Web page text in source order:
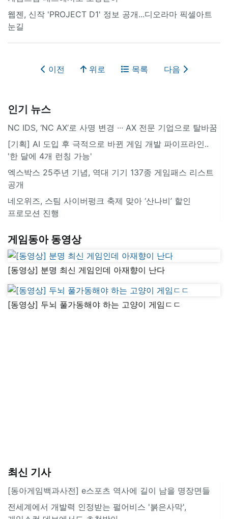
웹젠, 신작 'PROJECT D1' 정보 공개...디오라마 픽셀아트
눈길
이전 위로 목록 다음
인기 뉴스
NC IDS, ‘NC AX’로 사명 변경 ∙∙∙ AX 전문 기업으로 탈바꿈
[기획] AI 도입 후 극적으로 바뀐 게임 개발 파이프라인..
'한 달에 4개 런칭 가능'
엑스박스 25주년 기념, 역대 기기 137종 게임패스 리스트
공개
네오위즈, 스팀 사이버펑크 축제 맞아 ‘산나비’ 할인
프로모션 진행
게임동아 동영상
[동영상] 분명 최신 게임인데 아재향이 난다
[동영상] 두뇌 풀가동해야 하는 고양이 게임ㄷㄷ
최신 기사
[동아게임백과사전] e스포츠 역사에 길이 남을 명장면들
전세계에서 개발력 인정받는 펄어비스 '붉은사막',